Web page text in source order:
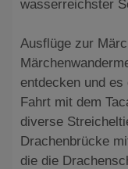
wasserreichster
Ausflüge zur
entdecken und
Fahrt mit dem
diverse
Drachenbrücke
die die